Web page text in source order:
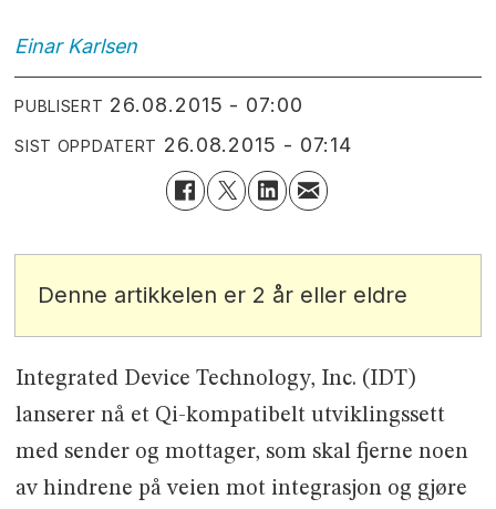
Einar Karlsen
PUBLISERT 26.08.2015 - 07:00
SIST OPPDATERT 26.08.2015 - 07:14
Denne artikkelen er 2 år eller eldre
Integrated Device Technology, Inc. (IDT)
lanserer nå et Qi-kompatibelt utviklingssett
med sender og mottager, som skal fjerne noen
av hindrene på veien mot integrasjon og gjøre